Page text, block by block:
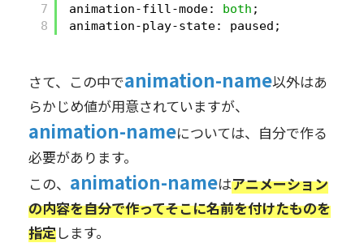
7
8
animation-fill-mode: both ;
animation-play-state: paused;
さて、この中でanimation-name以外はあ
らかじめ値が用意されていますが、
animation-nameについては、自分で作る
必要があります。
この、 animation-nameはアニメーション
の内容を自分で作ってそこに名前を付けたものを
指定します。